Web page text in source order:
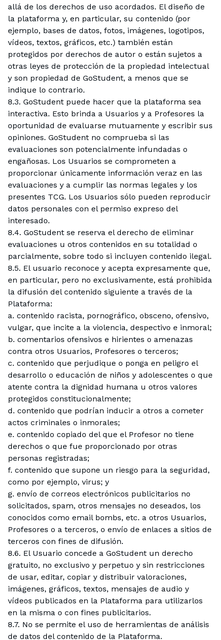
allá de los derechos de uso acordados. El diseño de
la plataforma y, en particular, su contenido (por
ejemplo, bases de datos, fotos, imágenes, logotipos,
vídeos, textos, gráficos, etc.) también están
protegidos por derechos de autor o están sujetos a
otras leyes de protección de la propiedad intelectual
y son propiedad de GoStudent, a menos que se
indique lo contrario.
8.3. GoStudent puede hacer que la plataforma sea
interactiva. Esto brinda a Usuarios y a Profesores la
oportunidad de evaluarse mutuamente y escribir sus
opiniones. GoStudent no comprueba si las
evaluaciones son potencialmente infundadas o
engañosas. Los Usuarios se comprometen a
proporcionar únicamente información veraz en las
evaluaciones y a cumplir las normas legales y los
presentes TCG. Los Usuarios sólo pueden reproducir
datos personales con el permiso expreso del
interesado.
8.4. GoStudent se reserva el derecho de eliminar
evaluaciones u otros contenidos en su totalidad o
parcialmente, sobre todo si incluyen contenido ilegal.
8.5. El usuario reconoce y acepta expresamente que,
en particular, pero no exclusivamente, está prohibida
la difusión del contenido siguiente a través de la
Plataforma:
a. contenido racista, pornográfico, obsceno, ofensivo,
vulgar, que incite a la violencia, despectivo e inmoral;
b. comentarios ofensivos e hirientes o amenazas
contra otros Usuarios, Profesores o terceros;
c. contenido que perjudique o ponga en peligro el
desarrollo o educación de niños y adolescentes o que
atente contra la dignidad humana u otros valores
protegidos constitucionalmente;
d. contenido que podrían inducir a otros a cometer
actos criminales o inmorales;
e. contenido copiado del que el Profesor no tiene
derechos o que fue proporcionado por otras
personas registradas;
f. contenido que supone un riesgo para la seguridad,
como por ejemplo, virus; y
g. envío de correos electrónicos publicitarios no
solicitados, spam, otros mensajes no deseados, los
conocidos como email bombs, etc. a otros Usuarios,
Profesores o a terceros, o envío de enlaces a sitios de
terceros con fines de difusión.
8.6. El Usuario concede a GoStudent un derecho
gratuito, no exclusivo y perpetuo y sin restricciones
de usar, editar, copiar y distribuir valoraciones,
imágenes, gráficos, textos, mensajes de audio y
vídeos publicados en la Plataforma para utilizarlos
en la misma o con fines publicitarios.
8.7. No se permite el uso de herramientas de análisis
de datos del contenido de la Plataforma.